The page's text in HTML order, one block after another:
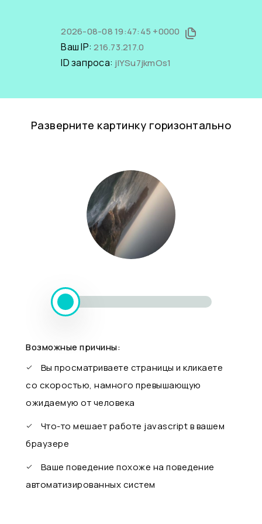
2026-08-08 19:47:45 +0000
Ваш IP:216.73.217.0
ID запроса: jlYSu7jkmOs1
Разверните картинку горизонтально
Возможные причины:
Вы просматриваете страницы и кликаете
со скоростью, намного превышающую
ожидаемую от человека
Что-то мешает работе javascript в вашем
браузере
Ваше поведение похоже на поведение
автоматизированных систем